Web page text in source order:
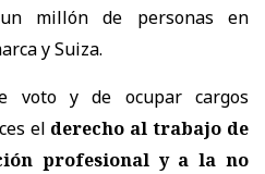
millón de personas en
y Suiza.
voto y de ocupar cargos
el derecho al trabajo de
profesional y a la no